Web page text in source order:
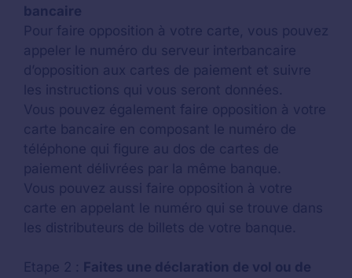
bancaire
Pour faire opposition à votre carte, vous pouvez
appeler le numéro du serveur interbancaire
d’opposition aux cartes de paiement et suivre
les instructions qui vous seront données.
Vous pouvez également faire opposition à votre
carte bancaire en composant le numéro de
téléphone qui figure au dos de cartes de
paiement délivrées par la même banque.
Vous pouvez aussi faire opposition à votre
carte en appelant le numéro qui se trouve dans
les distributeurs de billets de votre banque.
Etape 2 : Faites une déclaration de vol ou de